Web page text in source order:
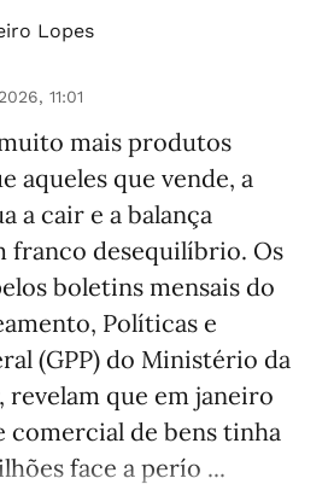
Lopes
11:01
mais produtos
aqueles que vende, a
a cair e a balança
franco desequilíbrio. Os
boletins mensais do
Políticas e
(GPP) do Ministério da
que em janeiro
comercial de bens tinha
face a perío ...